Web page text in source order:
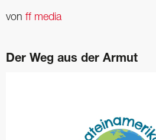
von ff media
Der Weg aus der Armut